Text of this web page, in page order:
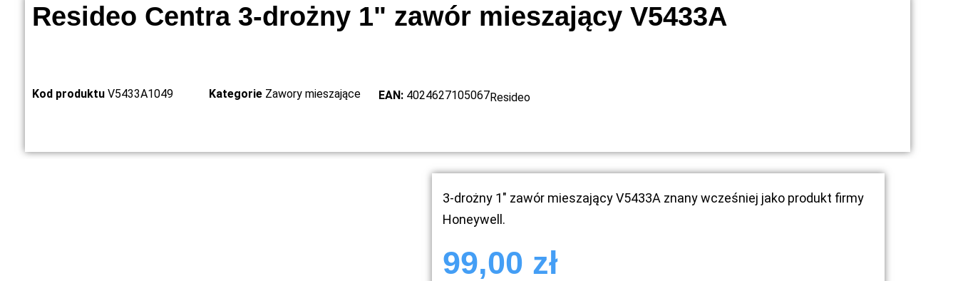
Resideo Centra 3-drożny 1" zawór mieszający V5433A
Kod produktu V5433A1049 Kategorie Zawory mieszające EAN: 4024627105067Resideo
3-drożny 1″ zawór mieszający V5433A znany wcześniej jako produkt firmy
Honeywell.
99,00 zł